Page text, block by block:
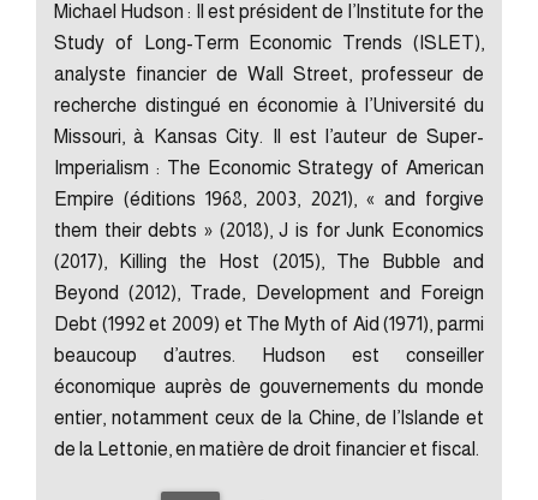
Michael Hudson : Il est président de l’Institute for the
Study of Long-Term Economic Trends (ISLET),
analyste financier de Wall Street, professeur de
recherche distingué en économie à l’Université du
Missouri, à Kansas City. Il est l’auteur de Super-
Imperialism : The Economic Strategy of American
Empire (éditions 1968, 2003, 2021), « and forgive
them their debts » (2018), J is for Junk Economics
(2017), Killing the Host (2015), The Bubble and
Beyond (2012), Trade, Development and Foreign
Debt (1992 et 2009) et The Myth of Aid (1971), parmi
beaucoup d’autres. Hudson est conseiller
économique auprès de gouvernements du monde
entier, notamment ceux de la Chine, de l’Islande et
de la Lettonie, en matière de droit financier et fiscal.